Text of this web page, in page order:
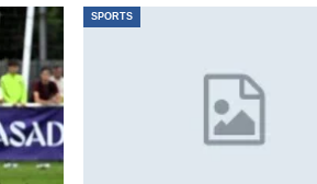
SPORTS